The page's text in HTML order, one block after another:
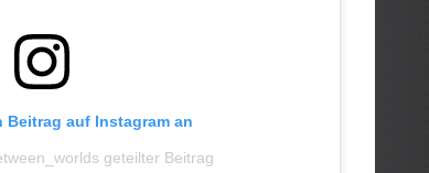
Beitrag auf Instagram an
geteilter Beitrag